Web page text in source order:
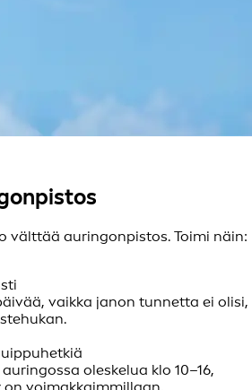
välttää auringonpistos. Toimi näin:
vaikka janon tunnetta ei olisi,
oleskelua klo 10–16,
on voimakkaimmillaan.